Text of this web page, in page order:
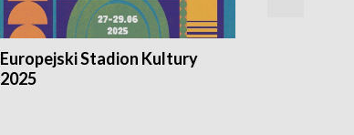
Europejski Stadion Kultury
2025